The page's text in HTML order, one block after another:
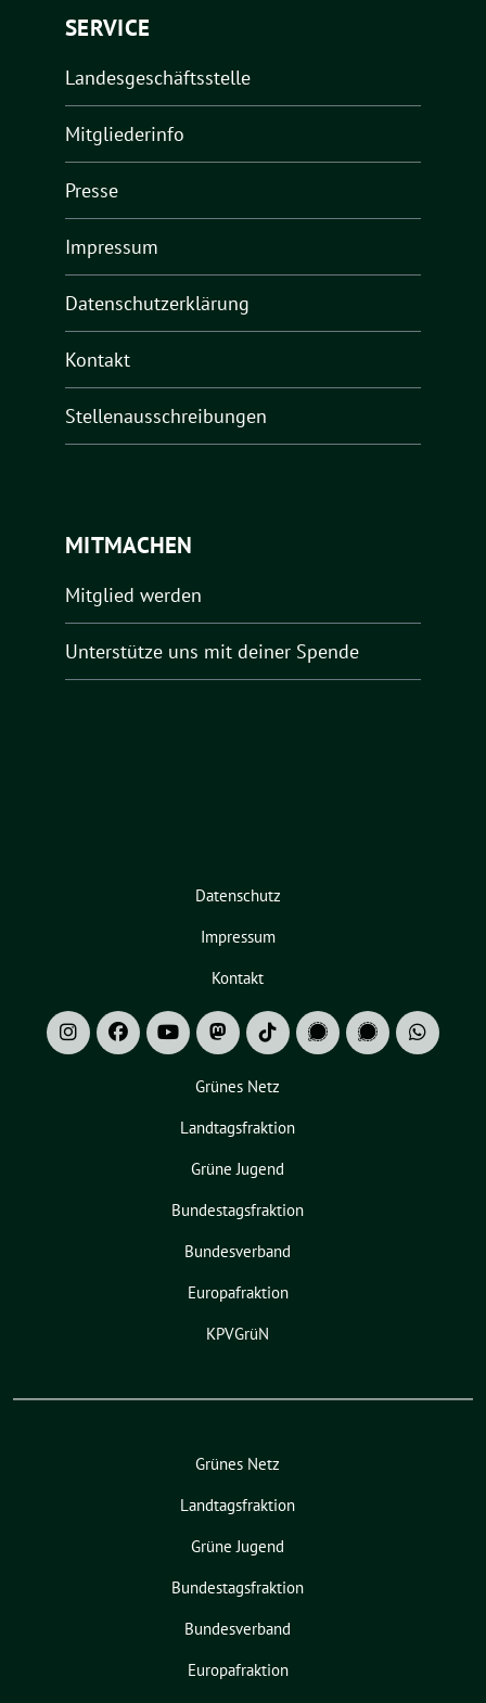
SERVICE
Landesgeschäftsstelle
Mitgliederinfo
Presse
Impressum
Datenschutzerklärung
Kontakt
Stellenausschreibungen
MITMACHEN
Mitglied werden
Unterstütze uns mit deiner Spende
Datenschutz
Impressum
Kontakt
Grünes Netz
Landtagsfraktion
Grüne Jugend
Bundestagsfraktion
Bundesverband
Europafraktion
KPVGrüN
Grünes Netz
Landtagsfraktion
Grüne Jugend
Bundestagsfraktion
Bundesverband
Europafraktion